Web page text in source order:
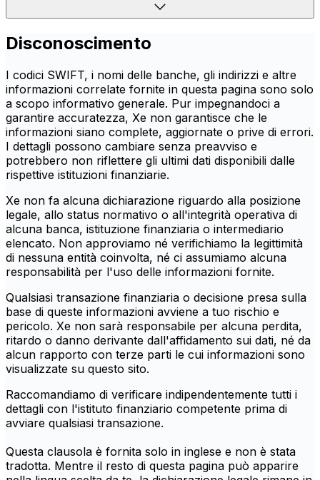
Disconoscimento
I codici SWIFT, i nomi delle banche, gli indirizzi e altre
informazioni correlate fornite in questa pagina sono solo
a scopo informativo generale. Pur impegnandoci a
garantire accuratezza, Xe non garantisce che le
informazioni siano complete, aggiornate o prive di errori.
I dettagli possono cambiare senza preavviso e
potrebbero non riflettere gli ultimi dati disponibili dalle
rispettive istituzioni finanziarie.
Xe non fa alcuna dichiarazione riguardo alla posizione
legale, allo status normativo o all'integrità operativa di
alcuna banca, istituzione finanziaria o intermediario
elencato. Non approviamo né verifichiamo la legittimità
di nessuna entità coinvolta, né ci assumiamo alcuna
responsabilità per l'uso delle informazioni fornite.
Qualsiasi transazione finanziaria o decisione presa sulla
base di queste informazioni avviene a tuo rischio e
pericolo. Xe non sarà responsabile per alcuna perdita,
ritardo o danno derivante dall'affidamento sui dati, né da
alcun rapporto con terze parti le cui informazioni sono
visualizzate su questo sito.
Raccomandiamo di verificare indipendentemente tutti i
dettagli con l'istituto finanziario competente prima di
avviare qualsiasi transazione.
Questa clausola è fornita solo in inglese e non è stata
tradotta. Mentre il resto di questa pagina può apparire